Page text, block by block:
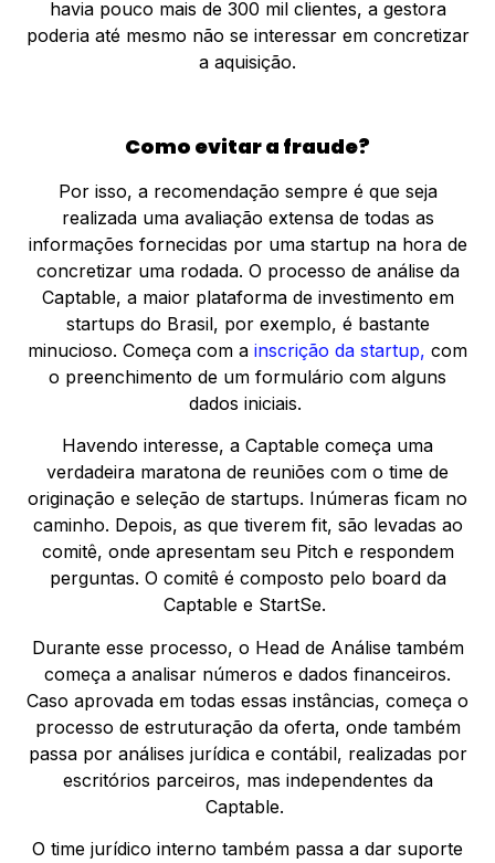
havia pouco mais de 300 mil clientes, a gestora
poderia até mesmo não se interessar em concretizar
a aquisição.
Como evitar a fraude?
Por isso, a recomendação sempre é que seja
realizada uma avaliação extensa de todas as
informações fornecidas por uma startup na hora de
concretizar uma rodada. O processo de análise da
Captable, a maior plataforma de investimento em
startups do Brasil, por exemplo, é bastante
minucioso. Começa com a inscrição da startup, com
o preenchimento de um formulário com alguns
dados iniciais.
Havendo interesse, a Captable começa uma
verdadeira maratona de reuniões com o time de
originação e seleção de startups. Inúmeras ficam no
caminho. Depois, as que tiverem fit, são levadas ao
comitê, onde apresentam seu Pitch e respondem
perguntas. O comitê é composto pelo board da
Captable e StartSe.
Durante esse processo, o Head de Análise também
começa a analisar números e dados financeiros.
Caso aprovada em todas essas instâncias, começa o
processo de estruturação da oferta, onde também
passa por análises jurídica e contábil, realizadas por
escritórios parceiros, mas independentes da
Captable.
O time jurídico interno também passa a dar suporte